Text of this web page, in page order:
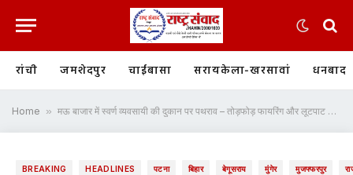
रांची जमशेदपुर चाईबासा सरायकेला-खरसावां धनबाद
Home » मऊ बाजार में स्वर्ण व्यवसायी की दुकान पर पथराव – तोड़फोड़ फायरिंग और लूटपाट का आरोप, इंटरनेट मीडिया पर वायरल हुआ बवाल का वीडियो; पुलिस जांच में जुटी
BREAKING
HEADLINES पटना बिहार बेगूसराय मुंगेर मुजफ्फरपुर